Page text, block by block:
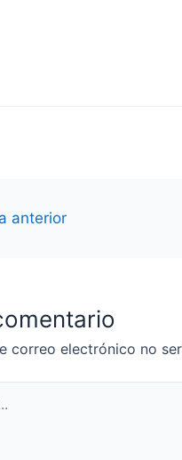
anterior
correo electrónico no